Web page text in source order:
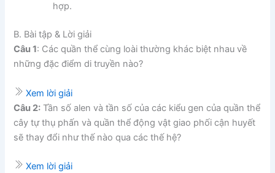
hợp.
B. Bài tập & Lời giải
Câu 1: Các quần thể cùng loài thường khác biệt nhau về
những đặc điểm di truyền nào?
Xem lời giải
Câu 2: Tần số alen và tần số của các kiểu gen của quần thể
cây tự thụ phấn và quần thể động vật giao phối cận huyết
sẽ thay đổi như thế nào qua các thế hệ?
Xem lời giải